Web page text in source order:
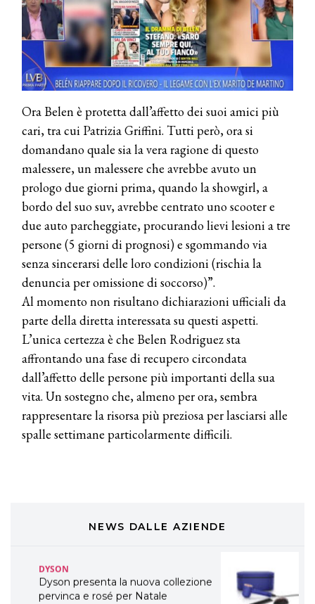
Ora Belen è protetta dall’affetto dei suoi amici più
cari, tra cui Patrizia Griffini. Tutti però, ora si
domandano quale sia la vera ragione di questo
malessere, un malessere che avrebbe avuto un
prologo due giorni prima, quando la showgirl, a
bordo del suo suv, avrebbe centrato uno scooter e
due auto parcheggiate, procurando lievi lesioni a tre
persone (5 giorni di prognosi) e sgommando via
senza sincerarsi delle loro condizioni (rischia la
denuncia per omissione di soccorso)”.
Al momento non risultano dichiarazioni ufficiali da
parte della diretta interessata su questi aspetti.
L’unica certezza è che Belen Rodriguez sta
affrontando una fase di recupero circondata
dall’affetto delle persone più importanti della sua
vita. Un sostegno che, almeno per ora, sembra
rappresentare la risorsa più preziosa per lasciarsi alle
spalle settimane particolarmente difficili.
NEWS DALLE AZIENDE
COSMOPROF WORLDWIDE BOLOGNA
Cosmprof Worldwide Bologna
presenta THE BEAUTY &
WELLNESS CONGRESS 2022: I
DYSON
Dyson presenta la nuova collezione
pervinca e rosé per Natale
COTRIL
Continua la carrellata di look firmati
Cotril alla Festa del Cinema di Roma
TONI&GUY
A Natale regala una doppia
TONI&GUY “Feel Good Experience”!
TONI&GUY
LABEL.M lancia la sua innovativa ed
eco-sostenibile linea di prodotti
professionali
DAVINES
Davines presenta cofanetti beauty
WELLNESS CONGRESS 2022: I
DYSON
Dyson presenta la nuova collezione
pervinca e rosé per Natale